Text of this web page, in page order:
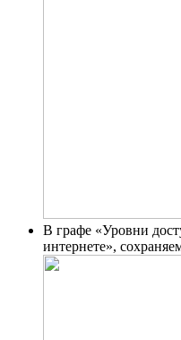
В графе «Уровни
интернете»,